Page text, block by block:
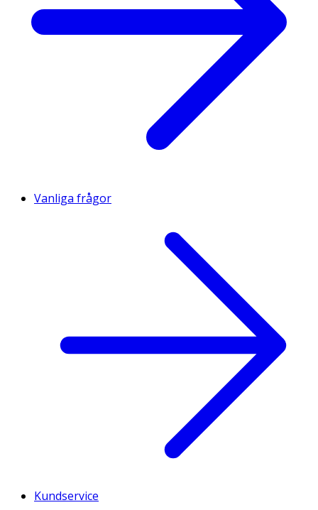
Vanliga frågor
Kundservice